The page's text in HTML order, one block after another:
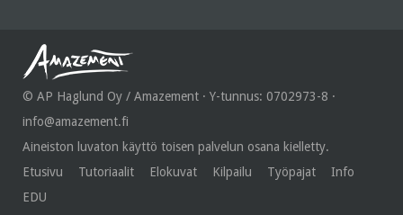
© AP Haglund Oy / Amazement · Y-tunnus: 0702973-8 ·
info@amazement.fi
Aineiston luvaton käyttö toisen palvelun osana kielletty.
Etusivu
Tutoriaalit Elokuvat Kilpailu Työpajat
Info
EDU